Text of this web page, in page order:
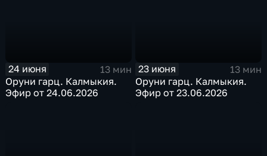
24 июня
13 мин
Оруни гарц. Калмыкия.
Эфир от 24.06.2026
23 июня
13 мин
Оруни гарц. Калмыкия.
Эфир от 23.06.2026